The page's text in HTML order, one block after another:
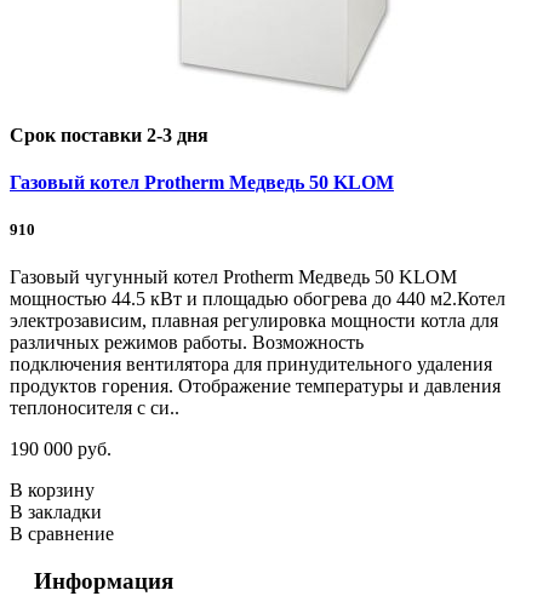
Срок поставки 2-3 дня
Газовый котел Protherm Медведь 50 KLOM
910
Газовый чугунный котел Protherm Медведь 50 KLOM
мощностью 44.5 кВт и площадью обогрева до 440 м2.Котел
электрозависим, плавная регулировка мощности котла для
различных режимов работы. Возможность
подключения вентилятора для принудительного удаления
продуктов горения. Отображение температуры и давления
теплоносителя с си..
190 000 руб.
В корзину
В закладки
В сравнение
Информация